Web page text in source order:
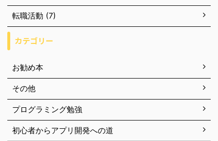
転職活動 (7)
カテゴリー
お勧め本
その他
プログラミング勉強
初心者からアプリ開発への道